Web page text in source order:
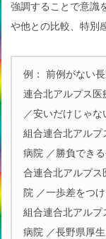
強調することで意識
や他との比較、特別
例： 前例がない
連合北アルプス医
／安いだけじゃ
組合連合北アルプ
病院 ／勝負でき
合連合北アルプス
院 ／一歩差をつ
組合連合北アルプ
病院 ／長野県厚